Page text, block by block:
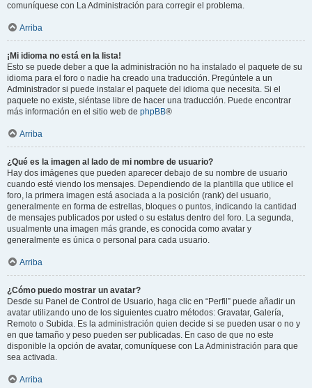
comuníquese con La Administración para corregir el problema.
Arriba
¡Mi idioma no está en la lista!
Esto se puede deber a que la administración no ha instalado el paquete de su
idioma para el foro o nadie ha creado una traducción. Pregúntele a un
Administrador si puede instalar el paquete del idioma que necesita. Si el
paquete no existe, siéntase libre de hacer una traducción. Puede encontrar
más información en el sitio web de phpBB®
Arriba
¿Qué es la imagen al lado de mi nombre de usuario?
Hay dos imágenes que pueden aparecer debajo de su nombre de usuario
cuando esté viendo los mensajes. Dependiendo de la plantilla que utilice el
foro, la primera imagen está asociada a la posición (rank) del usuario,
generalmente en forma de estrellas, bloques o puntos, indicando la cantidad
de mensajes publicados por usted o su estatus dentro del foro. La segunda,
usualmente una imagen más grande, es conocida como avatar y
generalmente es única o personal para cada usuario.
Arriba
¿Cómo puedo mostrar un avatar?
Desde su Panel de Control de Usuario, haga clic en “Perfil” puede añadir un
avatar utilizando uno de los siguientes cuatro métodos: Gravatar, Galería,
Remoto o Subida. Es la administración quien decide si se pueden usar o no y
en que tamaño y peso pueden ser publicadas. En caso de que no este
disponible la opción de avatar, comuníquese con La Administración para que
sea activada.
Arriba